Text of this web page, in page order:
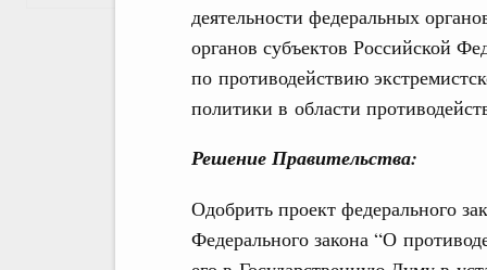
деятельности федеральных
органов субъектов Российской
по противодействию
политики в области
Решение Правительства:
Одобрить проект федерального
Федерального закона “О